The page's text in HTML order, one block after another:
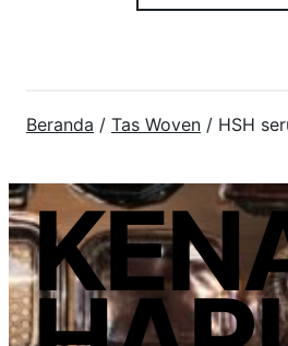
Beranda / Tas Woven / HSH